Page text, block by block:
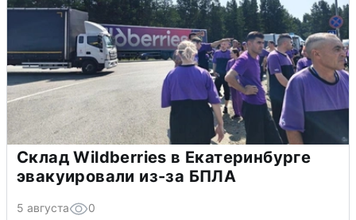
Склад Wildberries в Екатеринбурге
эвакуировали из-за БПЛА
5 августа 0